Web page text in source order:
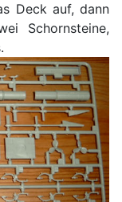
Deck auf, dann
Schornsteine,